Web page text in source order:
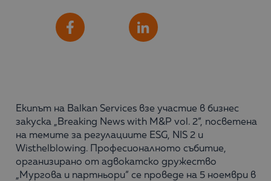
Екипът на Balkan Services взе участие в бизнес
закуска „Breaking News with M&P vol. 2“, посветена
на темите за регулациите ESG, NIS 2 и
Wisthelblowing. Професионалното събитие,
организирано от адвокатско дружество
„Мургова и партньори“ се проведе на 5 ноември в